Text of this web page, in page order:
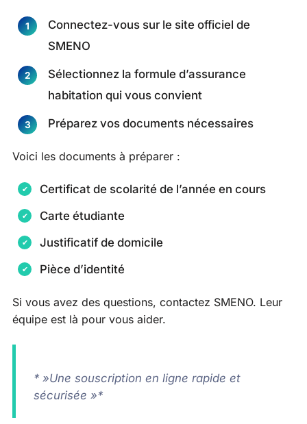
Connectez-vous sur le site officiel de
SMENO
Sélectionnez la formule d’assurance
habitation qui vous convient
Préparez vos documents nécessaires
Voici les documents à préparer :
Certificat de scolarité de l’année en cours
Carte étudiante
Justificatif de domicile
Pièce d’identité
Si vous avez des questions, contactez SMENO. Leur
équipe est là pour vous aider.
* »Une souscription en ligne rapide et
sécurisée »*